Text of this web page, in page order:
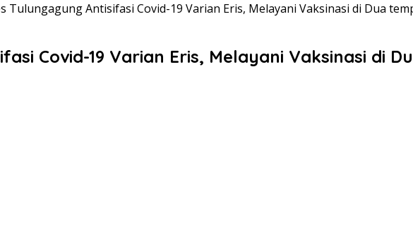
Tulungagung Antisifasi Covid-19 Varian Eris, Melayani Vaksinasi di Dua
Covid-19 Varian Eris, Melayani Vaksinasi di